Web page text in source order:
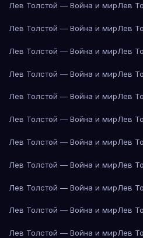
Лев Толстой — Война и мирЛев
Лев Толстой — Война и мирЛев
Лев Толстой — Война и мирЛев
Лев Толстой — Война и мирЛев
Лев Толстой — Война и мирЛев
Лев Толстой — Война и мирЛев
Лев Толстой — Война и мирЛев
Лев Толстой — Война и мирЛев
Лев Толстой — Война и мирЛев
Лев Толстой — Война и мирЛев
Лев Толстой — Война и мирЛев